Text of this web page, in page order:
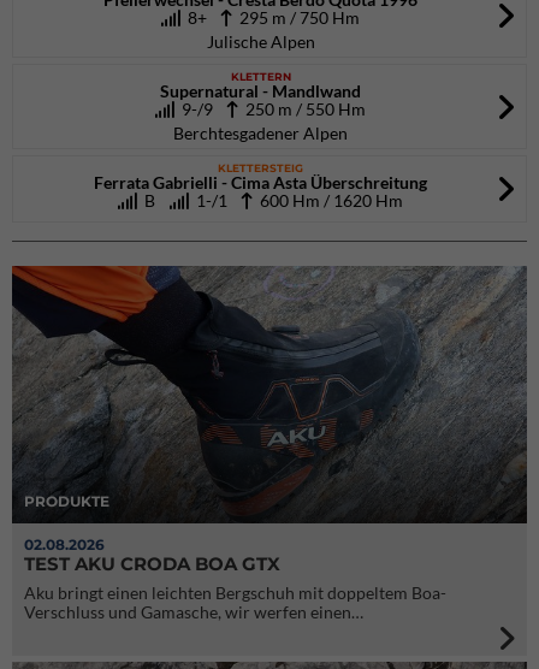
8+
295 m / 750 Hm
Julische Alpen
KLETTERN
Supernatural - Mandlwand
9-/9
250 m / 550 Hm
Berchtesgadener Alpen
KLETTERSTEIG
Ferrata Gabrielli - Cima Asta Überschreitung
B
1-/1 600 Hm / 1620 Hm
PRODUKTE
02.08.2026
TEST AKU CRODA BOA GTX
Aku bringt einen leichten Bergschuh mit doppeltem Boa-
Verschluss und Gamasche, wir werfen einen…